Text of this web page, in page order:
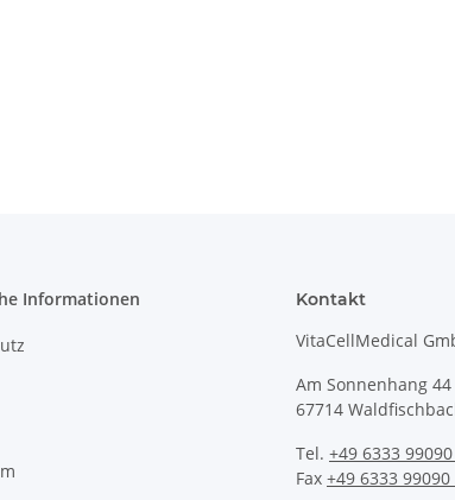
Informationen Kontakt
VitaCellMedical
Am Sonnenhang 44
67714
Tel. +49 6333
Fax +49 6333 99090